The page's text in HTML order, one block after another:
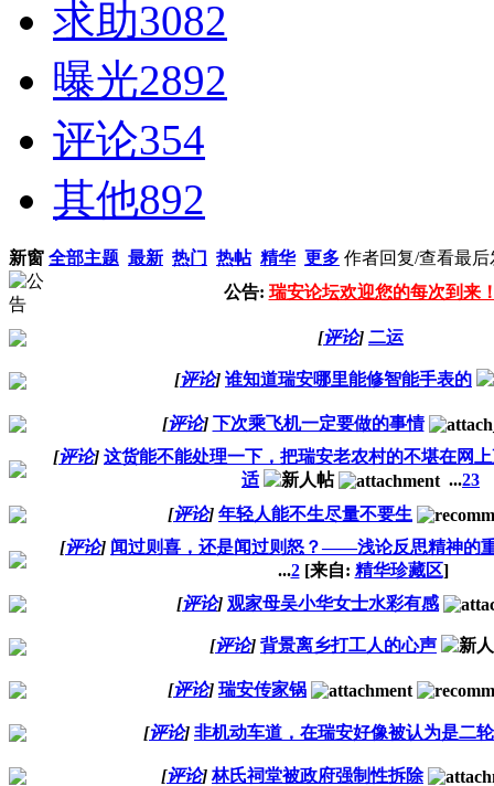
求助3082
曝光2892
评论354
其他892
新窗 全部主题 最新 热门 热帖 精华 更多 作者回复/查看最后
公告: 瑞安论坛欢迎您的每次到来
[评论] 二运
[评论] 谁知道瑞安哪里能修智能手表的
[评论] 下次乘飞机一定要做的事情
[评论] 这货能不能处理一下，把瑞安老农村的不堪在网
适
...23
[评论] 年轻人能不生尽量不要生
[评论] 闻过则喜，还是闻过则怒？——浅论反思精神的
...2 [来自: 精华珍藏区]
[评论] 观家母吴小华女士水彩有感
[评论] 背景离乡打工人的心声
[评论] 瑞安传家锅
[评论] 非机动车道，在瑞安好像被认为是二
[评论] 林氏祠堂被政府强制性拆除